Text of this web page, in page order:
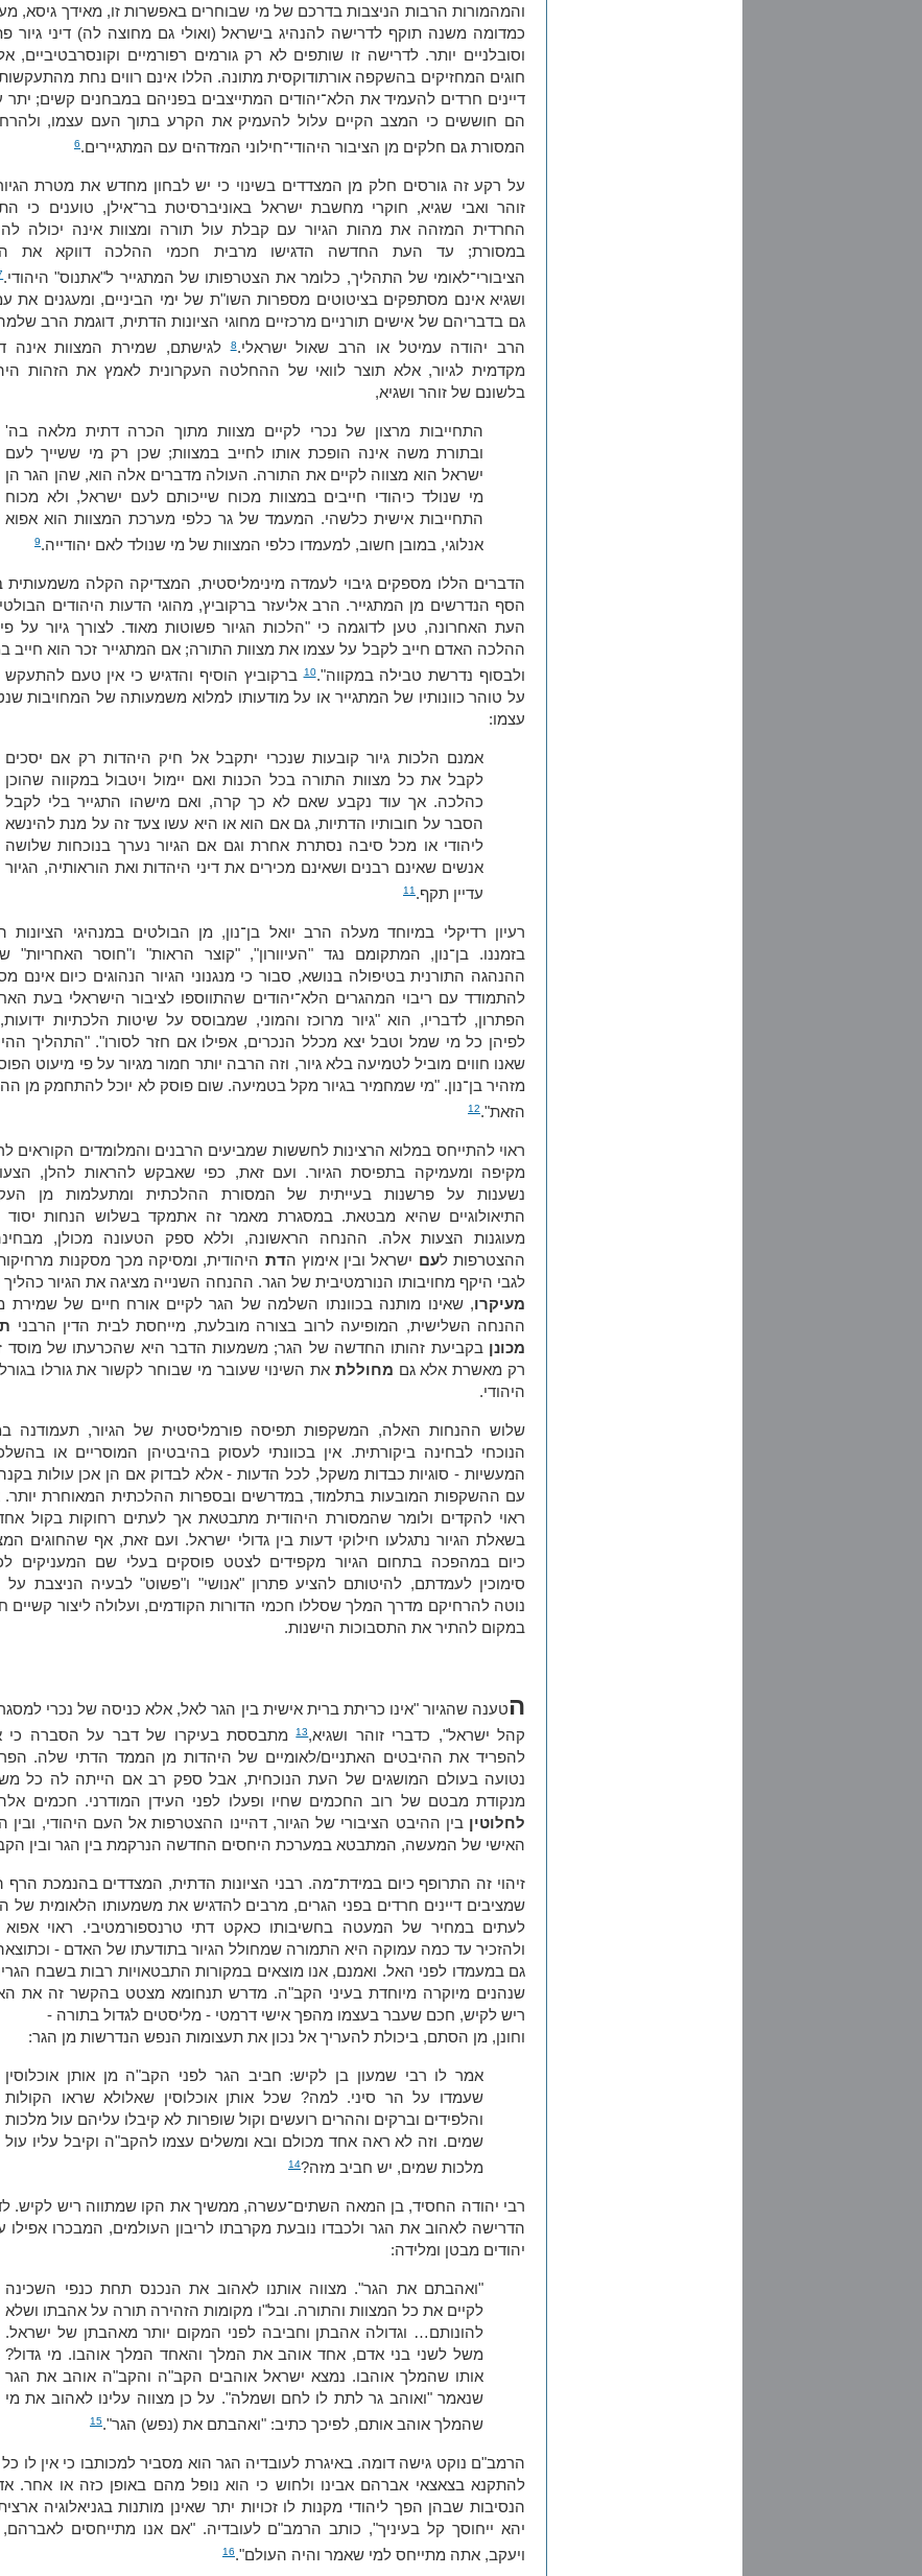
והמהמורות הרבות הניצבות בדרכם של מי שבוחרים באפשרות זו, מאידך גיסא,
כמדומה משנה תוקף לדרישה להנהיג בישראל (ואולי גם מחוצה לה) דיני גיור
וסובלניים יותר. לדרישה זו שותפים לא רק גורמים רפורמיים וקונסרבטיביים,
חוגים המחזיקים בהשקפה אורתודוקסית מתונה. הללו אינם רווים נחת
דיינים חרדים להעמיד את הלא־יהודים המתייצבים בפניהם במבחנים קשים; יתר
הם חוששים כי המצב הקיים עלול להעמיק את הקרע בתוך העם עצמו,
המסורת גם חלקים מן הציבור היהודי־חילוני המזדהים עם המתגיירים.6
על רקע זה גורסים חלק מן המצדדים בשינוי כי יש לבחון מחדש את מטרת
זוהר ואבי שגיא, חוקרי מחשבת ישראל באוניברסיטת בר־אילן, טוענים כי
החרדית המזהה את מהות הגיור עם קבלת עול תורה ומצוות אינה יכולה
במסורת; עד העת החדשה הדגישו מרבית חכמי ההלכה דווקא את
הציבורי־לאומי של התהליך, כלומר את הצטרפותו של המתגייר ל"אתנוס" היהודי.
ושגיא אינם מסתפקים בציטוטים מספרות השו"ת של ימי הביניים, ומעגנים את
גם בדבריהם של אישים תורניים מרכזיים מחוגי הציונות הדתית, דוגמת הרב שלמה
הרב יהודה עמיטל או הרב שאול ישראלי.8לגישתם, שמירת המצוות אינה
מקדמית לגיור, אלא תוצר לוואי של ההחלטה העקרונית לאמץ את הזהות
בלשונם של זוהר ושגיא,
התחייבות מרצון של נכרי לקיים מצוות מתוך הכרה דתית מלאה בה'
ובתורת משה אינה הופכת אותו לחייב במצוות; שכן רק מי ששייך לעם
ישראל הוא מצווה לקיים את התורה. העולה מדברים אלה הוא, שהן הגר הן
מי שנולד כיהודי חייבים במצוות מכוח שייכותם לעם ישראל, ולא מכוח
התחייבות אישית כלשהי. המעמד של גר כלפי מערכת המצוות הוא אפוא
אנלוגי, במובן חשוב, למעמדו כלפי המצוות של מי שנולד לאם יהודייה.9
הדברים הללו מספקים גיבוי לעמדה מינימליסטית, המצדיקה הקלה משמעותית
הסף הנדרשים מן המתגייר. הרב אליעזר ברקוביץ, מהוגי הדעות היהודים
העת האחרונה, טען לדוגמה כי "הלכות הגיור פשוטות מאוד. לצורך גיור על
ההלכה האדם חייב לקבל על עצמו את מצוות התורה; אם המתגייר זכר הוא חייב
ולבסוף נדרשת טבילה במקווה".10ברקוביץ הוסיף והדגיש כי אין טעם להתעקש
על טוהר כוונותיו של המתגייר או על מודעותו למלוא משמעותה של המחויבות
עצמו:
אמנם הלכות גיור קובעות שנכרי יתקבל אל חיק היהדות רק אם יסכים
לקבל את כל מצוות התורה בכל הכנות ואם יימול ויטבול במקווה שהוכן
כהלכה. אך עוד נקבע שאם לא כך קרה, ואם מישהו התגייר בלי לקבל
הסבר על חובותיו הדתיות, גם אם הוא או היא עשו צעד זה על מנת להינשא
ליהודי או מכל סיבה נסתרת אחרת וגם אם הגיור נערך בנוכחות שלושה
אנשים שאינם רבנים ושאינם מכירים את דיני היהדות ואת הוראותיה, הגיור
עדיין תקף. 11
רעיון רדיקלי במיוחד מעלה הרב יואל בן־נון, מן הבולטים במנהיגי הציונות
בזמננו. בן־נון, המתקומם נגד "העיוורון", "קוצר הראות" ו"חוסר האחריות"
ההנהגה התורנית בטיפולה בנושא, סבור כי מנגנוני הגיור הנהוגים כיום אינם
להתמודד עם ריבוי המהגרים הלא־יהודים שהתווספו לציבור הישראלי בעת
הפתרון, לדבריו, הוא "גיור מרוכז והמוני, שמבוסס על שיטות הלכתיות
לפיהן כל מי שמל וטבל יצא מכלל הנכרים, אפילו אם חזר לסורו". "התהליך
שאנו חווים מוביל לטמיעה בלא גיור, וזה הרבה יותר חמור מגיור על פי מיעוט
מזהיר בן־נון. "מי שמחמיר בגיור מקל בטמיעה. שום פוסק לא יוכל להתחמק מן
הזאת".12
ראוי להתייחס במלוא הרצינות לחששות שמביעים הרבנים והמלומדים הקוראים
מקיפה ומעמיקה בתפיסת הגיור. ועם זאת, כפי שאבקש להראות להלן,
נשענות על פרשנות בעייתית של המסורת ההלכתית ומתעלמות מן
התיאולוגיים שהיא מבטאת. במסגרת מאמר זה אתמקד בשלוש הנחות יסוד
מעוגנות הצעות אלה. ההנחה הראשונה, וללא ספק הטעונה מכולן,
ההצטרפות לעם ישראל ובין אימוץ הדת היהודית, ומסיקה מכך מסקנות
לגבי היקף מחויבותו הנורמטיבית של הגר. ההנחה השנייה מציגה את הגיור כהליך
מעיקרו, שאינו מותנה בכוונתו השלמה של הגר לקיים אורח חיים של שמירת
ההנחה השלישית, המופיעה לרוב בצורה מובלעת, מייחסת לבית הדין הרבני
מכונן בקביעת זהותו החדשה של הגר; משמעות הדבר היא שהכרעתו של מוסד
רק מאשרת אלא גם מחוללת את השינוי שעובר מי שבוחר לקשור את גורלו
היהודי.
שלוש ההנחות האלה, המשקפות תפיסה פורמליסטית של הגיור, תעמודנה
הנוכחי לבחינה ביקורתית. אין בכוונתי לעסוק בהיבטיהן המוסריים או
המעשיות - סוגיות כבדות משקל, לכל הדעות - אלא לבדוק אם הן אכן עולות
עם ההשקפות המובעות בתלמוד, במדרשים ובספרות ההלכתית המאוחרת יותר.
ראוי להקדים ולומר שהמסורת היהודית מתבטאת אך לעתים רחוקות בקול
בשאלת הגיור נתגלעו חילוקי דעות בין גדולי ישראל. ועם זאת, אף שהחוגים
כיום במהפכה בתחום הגיור מקפידים לצטט פוסקים בעלי שם המעניקים
סימוכין לעמדתם, להיטותם להציע פתרון "אנושי" ו"פשוט" לבעיה הניצבת
נוטה להרחיקם מדרך המלך שסללו חכמי הדורות הקודמים, ועלולה ליצור קשיים
במקום להתיר את התסבוכות הישנות.
הטענה שהגיור "אינו כריתת ברית אישית בין הגר לאל, אלא כניסה של נכרי
קהל ישראל", כדברי זוהר ושגיא,13מתבססת בעיקרו של דבר על הסברה כי
להפריד את ההיבטים האתניים/לאומיים של היהדות מן הממד הדתי שלה.
נטועה בעולם המושגים של העת הנוכחית, אבל ספק רב אם הייתה לה כל
מנקודת מבטם של רוב החכמים שחיו ופעלו לפני העידן המודרני. חכמים
לחלוטין בין ההיבט הציבורי של הגיור, דהיינו ההצטרפות אל העם היהודי, ובין
האישי של המעשה, המתבטא במערכת היחסים החדשה הנרקמת בין הגר ובין
זיהוי זה התרופף כיום במידת־מה. רבני הציונות הדתית, המצדדים בהנמכת הרף
שמציבים דיינים חרדים בפני הגרים, מרבים להדגיש את משמעותו הלאומית של
לעתים במחיר של המעטה בחשיבותו כאקט דתי טרנספורמטיבי. ראוי אפוא
ולהזכיר עד כמה עמוקה היא התמורה שמחולל הגיור בתודעתו של האדם -
גם במעמדו לפני האל. ואמנם, אנו מוצאים במקורות התבטאויות רבות בשבח
שנהנים מיוקרה מיוחדת בעיני הקב"ה. מדרש תנחומא מצטט בהקשר זה את
ריש לקיש, חכם שעבר בעצמו מהפך אישי דרמטי - מליסטים לגדול בתורה -
וחונן, מן הסתם, ביכולת להעריך אל נכון את תעצומות הנפש הנדרשות מן הגר:
אמר לו רבי שמעון בן לקיש: חביב הגר לפני הקב"ה מן אותן אוכלוסין
שעמדו על הר סיני. למה? שכל אותן אוכלוסין שאלולא שראו הקולות
והלפידים וברקים וההרים רועשים וקול שופרות לא קיבלו עליהם עול מלכות
שמים. וזה לא ראה אחד מכולם ובא ומשלים עצמו להקב"ה וקיבל עליו עול
מלכות שמים, יש חביב מזה?14
רבי יהודה החסיד, בן המאה השתים־עשרה, ממשיך את הקו שמתווה ריש לקיש.
הדרישה לאהוב את הגר ולכבדו נובעת מקרבתו לריבון העולמים, המבכרו אפילו
יהודים מבטן ומלידה:
"ואהבתם את הגר". מצווה אותנו לאהוב את הנכנס תחת כנפי השכינה
לקיים את כל המצוות והתורה. ובל"ו מקומות הזהירה תורה על אהבתו ושלא
להונותם… וגדולה אהבתן וחביבה לפני המקום יותר מאהבתן של ישראל.
משל לשני בני אדם, אחד אוהב את המלך והאחד המלך אוהבו. מי גדול?
אותו שהמלך אוהבו. נמצא ישראל אוהבים הקב"ה והקב"ה אוהב את הגר
שנאמר "ואוהב גר לתת לו לחם ושמלה". על כן מצווה עלינו לאהוב את מי
שהמלך אוהב אותם, לפיכך כתיב: "ואהבתם את (נפש) הגר".15
הרמב"ם נוקט גישה דומה. באיגרת לעובדיה הגר הוא מסביר למכותבו כי אין לו
להתקנא בצאצאי אברהם אבינו ולחוש כי הוא נופל מהם באופן כזה או אחר.
הנסיבות שבהן הפך ליהודי מקנות לו זכויות יתר שאינן מותנות בגניאלוגיה
יהא ייחוסך קל בעיניך", כותב הרמב"ם לעובדיה. "אם אנו מתייחסים לאברהם,
ויעקב, אתה מתייחס למי שאמר והיה העולם".16